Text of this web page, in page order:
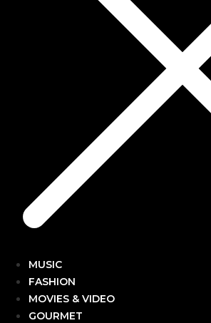
MUSIC
FASHION
MOVIES & VIDEO
GOURMET